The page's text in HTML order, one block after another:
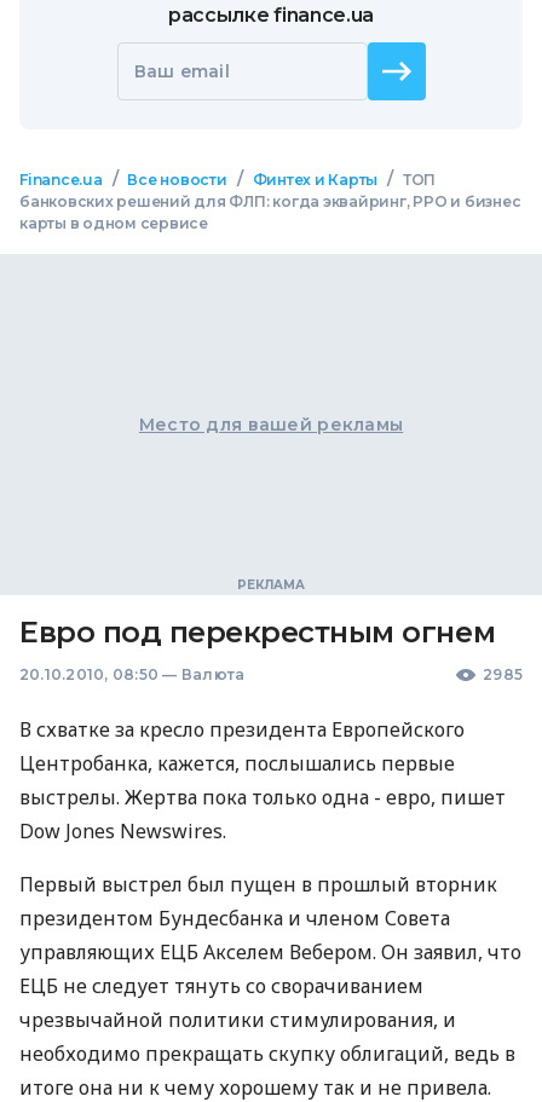
рассылке finance.ua
Ваш email
Finance.ua / Все новости / Финтех и Карты / ТОП
банковских решений для ФЛП: когда эквайринг, РРО и бизнес
карты в одном сервисе
Место для вашей рекламы
Евро под перекрестным огнем
20.10.2010, 08:50 — Валюта 2985
В схватке за кресло президента Европейского
Центробанка, кажется, послышались первые
выстрелы. Жертва пока только одна - евро, пишет
Dow Jones Newswires.
Первый выстрел был пущен в прошлый вторник
президентом Бундесбанка и членом Совета
управляющих ЕЦБ Акселем Вебером. Он заявил, что
ЕЦБ не следует тянуть со сворачиванием
чрезвычайной политики стимулирования, и
необходимо прекращать скупку облигаций, ведь в
итоге она ни к чему хорошему так и не привела.